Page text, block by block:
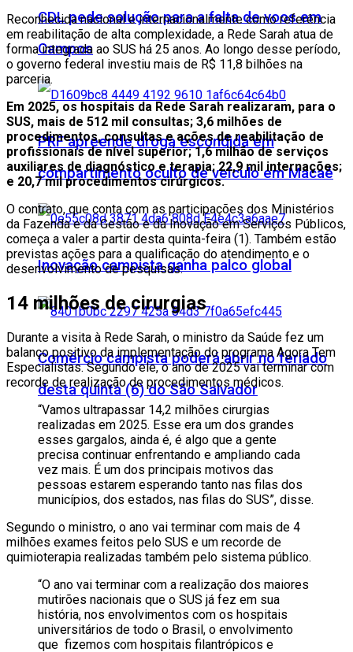
CDL pede solução para a falta de voos em
Campos
PRF apreende droga escondida em
compartimento oculto de veículo em Macaé
Inovação campista ganha palco global
Comércio campista poderá abrir no feriado
desta quinta (6) do São Salvador
Reconhecida nacional e internacionalmente como referência
em reabilitação de alta complexidade, a Rede Sarah atua de
forma integrada ao SUS há 25 anos. Ao longo desse período,
o governo federal investiu mais de R$ 11,8 bilhões na
parceria.
Em 2025, os hospitais da Rede Sarah realizaram, para o
SUS, mais de 512 mil consultas; 3,6 milhões de
procedimentos, consultas e ações de reabilitação de
profissionais de nível superior; 1,6 milhão de serviços
auxiliares de diagnóstico e terapia; 22,9 mil internações;
e 20,7 mil procedimentos cirúrgicos.
O contrato, que conta com as participações dos Ministérios
da Fazenda e da Gestão e da Inovação em Serviços Públicos,
começa a valer a partir desta quinta-feira (1). Também estão
previstas ações para a qualificação do atendimento e o
desenvolvimento de pesquisas.
14 milhões de cirurgias
Durante a visita à Rede Sarah, o ministro da Saúde fez um
balanço positivo da implementação do programa Agora Tem
Especialistas. Segundo ele, o ano de 2025 vai terminar com
recorde de realização de procedimentos médicos.
“Vamos ultrapassar 14,2 milhões cirurgias
realizadas em 2025. Esse era um dos grandes
esses gargalos, ainda é, é algo que a gente
precisa continuar enfrentando e ampliando cada
vez mais. É um dos principais motivos das
pessoas estarem esperando tanto nas filas dos
municípios, dos estados, nas filas do SUS”, disse.
Segundo o ministro, o ano vai terminar com mais de 4
milhões exames feitos pelo SUS e um recorde de
quimioterapia realizadas também pelo sistema público.
“O ano vai terminar com a realização dos maiores
mutirões nacionais que o SUS já fez em sua
história, nos envolvimentos com os hospitais
universitários de todo o Brasil, o envolvimento
que fizemos com hospitais filantrópicos e